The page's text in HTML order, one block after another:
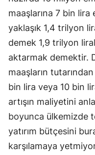
maaşlarına 7 bin
yaklaşık 1,4 trilyon
demek 1,9 trilyon
aktarmak demektir.
maaşların
bin lira veya 10 bin
artışın maliyetini
boyunca ülkemizde
yatırım bütçesini
karşılamaya